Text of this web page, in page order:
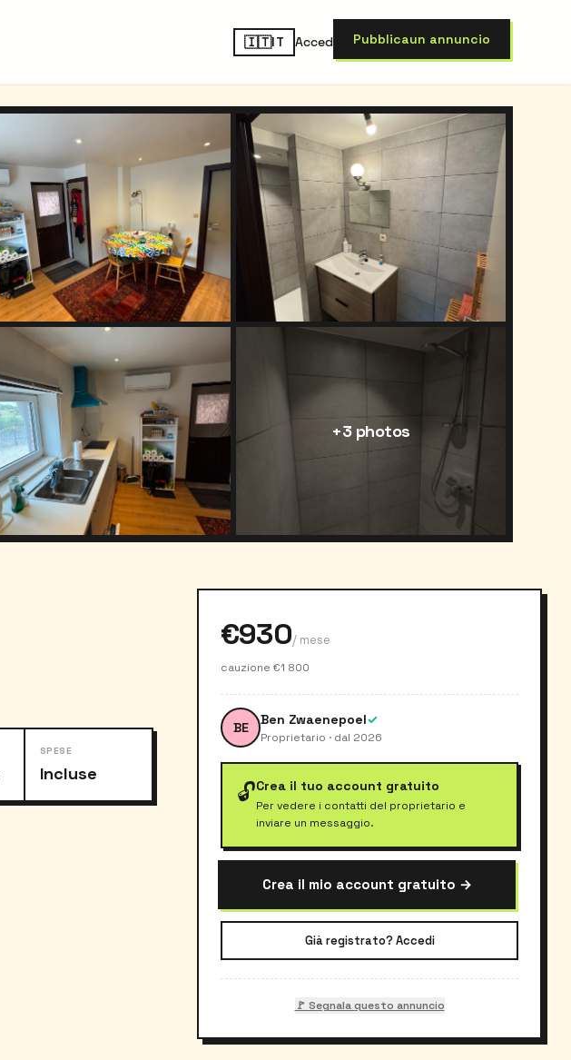
🇮🇹IT Accedi Pubblicaun annuncio
+3 photos
SPESE
Incluse
€930/ mese
cauzione €1 800
BE
Ben Zwaenepoel✓
Proprietario · dal 2026
🔓Crea il tuo account gratuito
Per vedere i contatti del proprietario e
inviare un messaggio.
Crea il mio account gratuito →
Già registrato? Accedi
🚩 Segnala questo annuncio